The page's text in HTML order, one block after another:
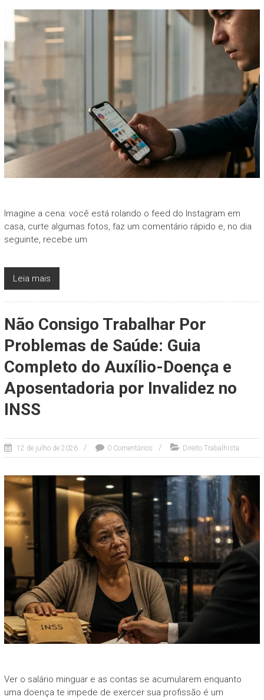
Imagine a cena: você está rolando o feed do Instagram em
casa, curte algumas fotos, faz um comentário rápido e, no dia
seguinte, recebe um
Leia mais
Não Consigo Trabalhar Por
Problemas de Saúde: Guia
Completo do Auxílio-Doença e
Aposentadoria por Invalidez no
INSS
12 de julho de 2026 0 Comentários Direito Trabalhista
Ver o salário minguar e as contas se acumularem enquanto
uma doença te impede de exercer sua profissão é um